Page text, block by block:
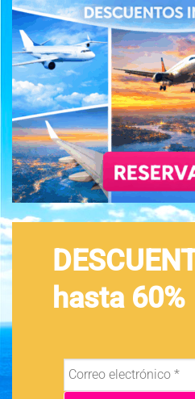
hasta 60%